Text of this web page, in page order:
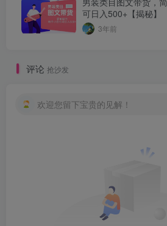
可日入500+【揭秘】
3年前
评论 抢沙发
欢迎您留下宝贵的见解！